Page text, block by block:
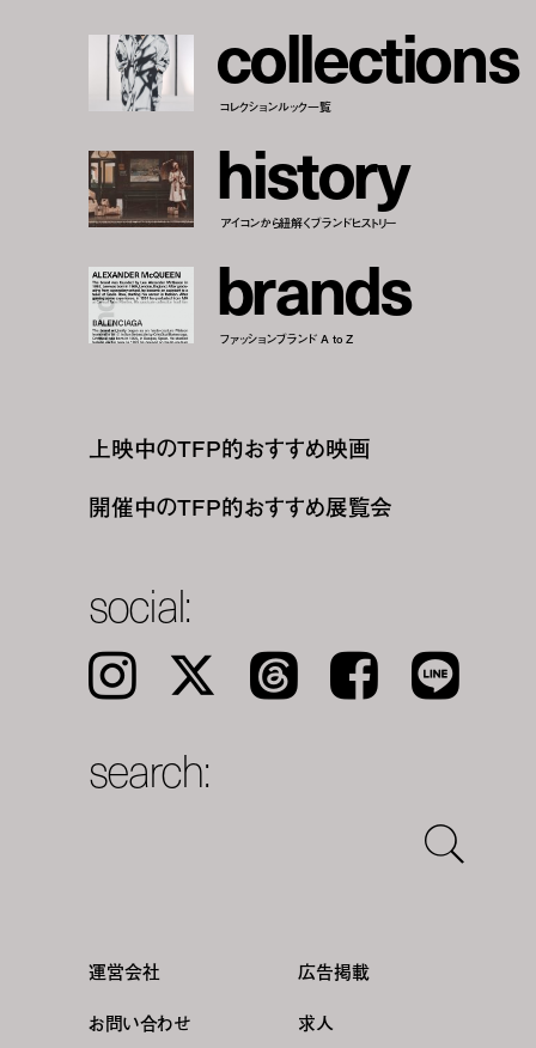
collections
コレクションルック一覧
history
アイコンから紐解くブランドヒストリー
brands
ファッションブランド A to Z
上映中のTFP的おすすめ映画
開催中のTFP的おすすめ展覧会
social:
Instagram 𝕏 Threads Facebook LINE
search:
運営会社
広告掲載
お問い合わせ
求人